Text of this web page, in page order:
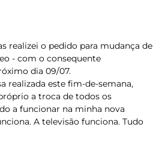
realizei o pedido para mudança de
- com o consequente
dia 09/07.
realizada este fim-de-semana,
a troca de todos os
a funcionar na minha nova
A televisão funciona. Tudo